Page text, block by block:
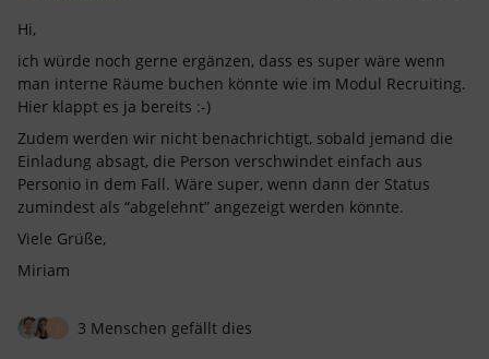
Hi,
ich würde noch gerne ergänzen, dass es super wäre wenn
man interne Räume buchen könnte wie im Modul Recruiting.
Hier klappt es ja bereits :-)
Zudem werden wir nicht benachrichtigt, sobald jemand die
Einladung absagt, die Person verschwindet einfach aus
Personio in dem Fall. Wäre super, wenn dann der Status
zumindest als “abgelehnt” angezeigt werden könnte.
Viele Grüße,
Miriam
3 Menschen gefällt dies